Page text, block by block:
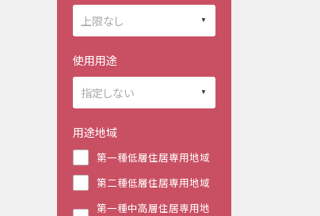
使用用途
用途地域
第一種低層住居専用地域
第二種低層住居専用地域
第一種中高層住居専用地